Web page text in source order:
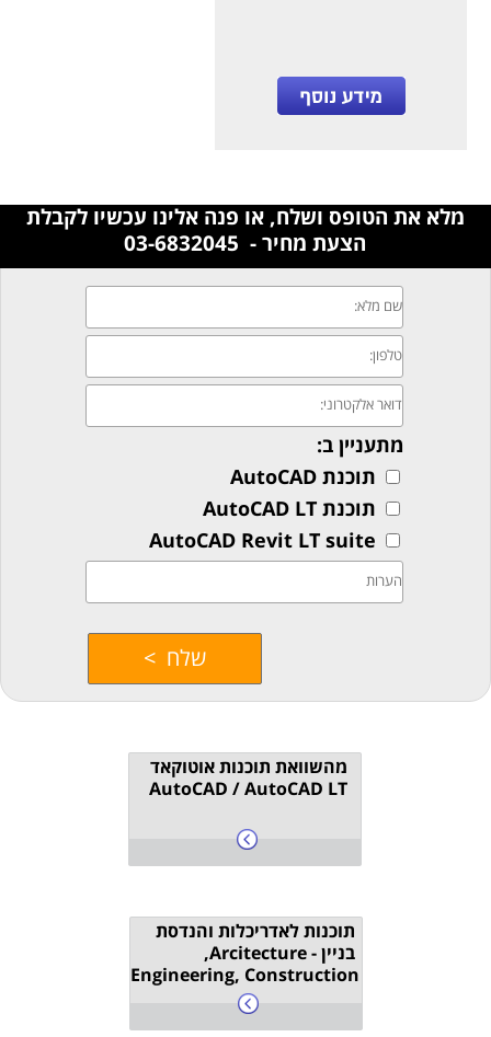
מהשוואת תוכנות אוטוקאד
AutoCAD / AutoCAD LT
תוכנות לאדריכלות והנדסת
בניין - Arcitecture,
מלא את הטופס ושלח, או פנה אלינו עכשיו לקבלת
הצעת מחיר - 03-6832045